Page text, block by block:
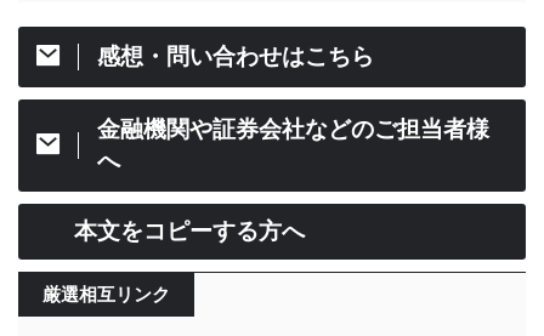
感想・問い合わせはこちら
金融機関や証券会社などのご担当者様
へ
本文をコピーする方へ
厳選相互リンク